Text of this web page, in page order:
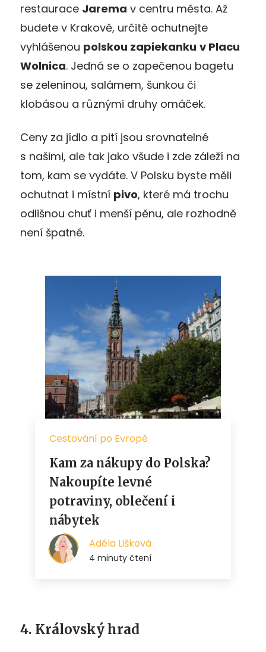
restaurace Jarema v centru města. Až
budete v Krakově, určitě ochutnejte
vyhlášenou polskou zapiekanku v Placu
Wolnica. Jedná se o zapečenou bagetu
se zeleninou, salámem, šunkou či
klobásou a různými druhy omáček.
Ceny za jídlo a pití jsou srovnatelné
s našimi, ale tak jako všude i zde záleží na
tom, kam se vydáte. V Polsku byste měli
ochutnat i místní pivo, které má trochu
odlišnou chuť i menší pěnu, ale rozhodně
není špatné.
4. Královský hrad